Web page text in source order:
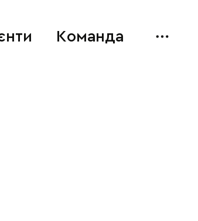
Команда